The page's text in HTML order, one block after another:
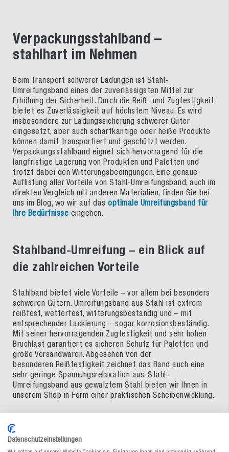
Verpackungsstahlband –
stahlhart im Nehmen
Beim Transport schwerer Ladungen ist Stahl-
Umreifungsband eines der zuverlässigsten Mittel zur
Erhöhung der Sicherheit. Durch die Reiß- und Zugfestigkeit
bietet es Zuverlässigkeit auf höchstem Niveau. Es wird
insbesondere zur Ladungssicherung schwerer Güter
eingesetzt, aber auch scharfkantige oder heiße Produkte
können damit transportiert und geschützt werden.
Verpackungsstahlband eignet sich hervorragend für die
langfristige Lagerung von Produkten und Paletten und
trotzt dabei den Witterungsbedingungen. Eine genaue
Auflistung aller Vorteile von Stahl-Umreifungsband, auch im
direkten Vergleich mit anderen Materialien, finden Sie bei
uns im Blog, wo wir auf das optimale Umreifungsband für
Ihre Bedürfnisse eingehen.
Stahlband-Umreifung – ein Blick auf
die zahlreichen Vorteile
Stahlband bietet viele Vorteile – vor allem bei besonders
schweren Gütern. Umreifungsband aus Stahl ist extrem
reißfest, wetterfest, witterungsbeständig und – mit
entsprechender Lackierung – sogar korrosionsbeständig.
Mit seiner hervorragenden Zugfestigkeit und sehr hohen
Bruchlast garantiert es sicheren Schutz für Paletten und
große Versandwaren. Abgesehen von der
besonderen Reißfestigkeit zeichnet das Band auch eine
sehr geringe Spannungsrelaxation aus. Stahl-
Umreifungsband aus gewalztem Stahl bieten wir Ihnen in
unserem Shop in Form einer praktischen Scheibenwicklung.
Stahlbandspanner und
Umreifungsgerät – finden Sie das
Datenschutzeinstellungen